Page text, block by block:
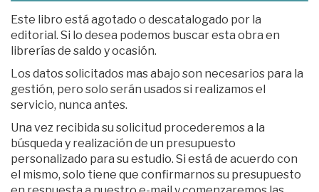
Este libro está agotado o descatalogado por la
editorial. Si lo desea podemos buscar esta obra en
librerías de saldo y ocasión.
Los datos solicitados mas abajo son necesarios para la
gestión, pero solo serán usados si realizamos el
servicio, nunca antes.
Una vez recibida su solicitud procederemos a la
búsqueda y realización de un presupuesto
personalizado para su estudio. Si está de acuerdo con
el mismo, solo tiene que confirmarnos su presupuesto